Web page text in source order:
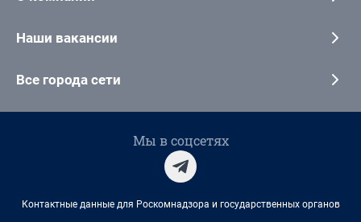
Наши вакансии
Все города сети
Мы в соцсетях
Контактные данные для Роскомнадзора и государственных органов